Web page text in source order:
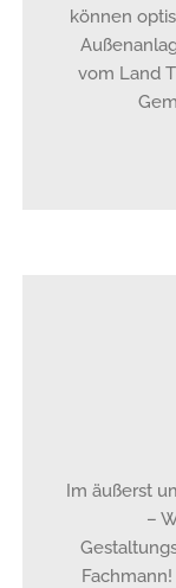
können
vom Land
Im äußerst
–